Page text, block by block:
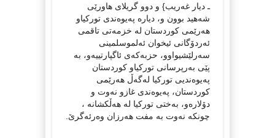
ـ دیار غه‌ریب} و دوو گریلای هاورێی
شه‌هید بوون و، دیاره‌ پەیوەندی تورکیاو
ھەرێمی کوردستان لە خزمەتی تاقمی
ئەردۆگانی ئیخوان ئه‌لموسلمینی
سه‌رلێشیواوو، حزبه‌كه‌ی ئاگپارتییه‌و، به‌
پێی به‌رپرسانی توركیاو كوردستان
پەیوەندیی تورکیا لەگەڵ ھەرێمی
کوردستان، پەیوەندی غازو نەوت و
دۆلاره‌و، به‌ختی توركیا له‌ هه‌ڵكشانه‌ ،
چونكه‌ نه‌وت به‌ مفت هه‌رزان وه‌رئه‌گرێ.